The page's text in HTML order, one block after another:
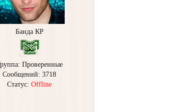
Банда КР
Проверенные
Сообщений: 3718
Статус: Offline